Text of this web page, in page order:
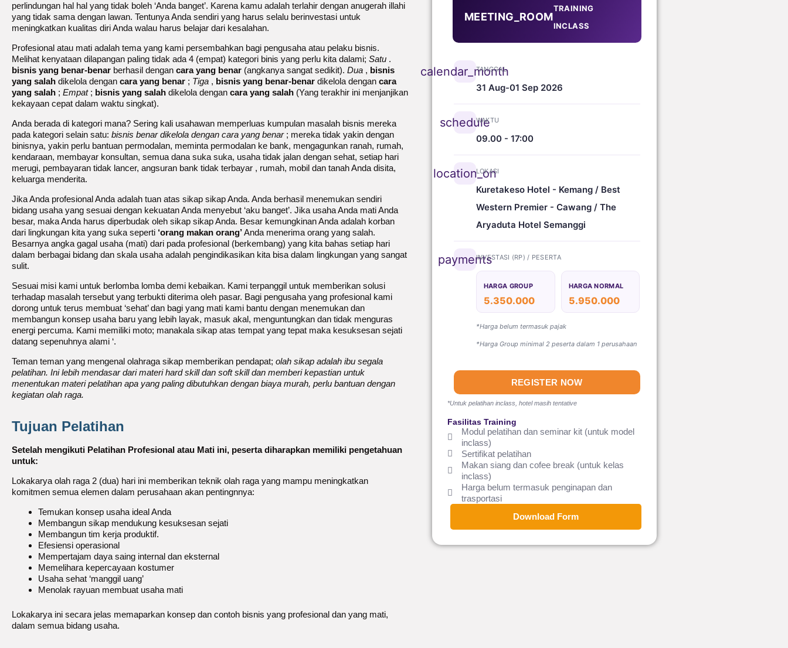
perlindungan hal hal yang tidak boleh ‘Anda banget’. Karena kamu adalah terlahir dengan anugerah illahi
yang tidak sama dengan lawan. Tentunya Anda sendiri yang harus selalu berinvestasi untuk
meningkatkan kualitas diri Anda walau harus belajar dari kesalahan.
Profesional atau mati adalah tema yang kami persembahkan bagi pengusaha atau pelaku bisnis.
Melihat kenyataan dilapangan paling tidak ada 4 (empat) kategori binis yang perlu kita dalami; Satu .
bisnis yang benar-benar berhasil dengan cara yang benar (angkanya sangat sedikit). Dua , bisnis
yang salah dikelola dengan cara yang benar ; Tiga , bisnis yang benar-benar dikelola dengan cara
yang salah ; Empat; bisnis yang salah dikelola dengan cara yang salah (Yang terakhir ini menjanjikan
kekayaan cepat dalam waktu singkat).
Anda berada di kategori mana? Sering kali usahawan memperluas kumpulan masalah bisnis mereka
pada kategori selain satu: bisnis benar dikelola dengan cara yang benar; mereka tidak yakin dengan
binisnya, yakin perlu bantuan permodalan, meminta permodalan ke bank, mengagunkan ranah, rumah,
kendaraan, membayar konsultan, semua dana suka suka, usaha tidak jalan dengan sehat, setiap hari
merugi, pembayaran tidak lancer, angsuran bank tidak terbayar , rumah, mobil dan tanah Anda disita,
keluarga menderita.
Jika Anda profesional Anda adalah tuan atas sikap sikap Anda. Anda berhasil menemukan sendiri
bidang usaha yang sesuai dengan kekuatan Anda menyebut ‘aku banget’. Jika usaha Anda mati Anda
besar, maka Anda harus diperbudak oleh sikap sikap Anda. Besar kemungkinan Anda adalah korban
dari lingkungan kita yang suka seperti ‘orang makan orang’Anda menerima orang yang salah.
Besarnya angka gagal usaha (mati) dari pada profesional (berkembang) yang kita bahas setiap hari
dalam berbagai bidang dan skala usaha adalah pengindikasikan kita bisa dalam lingkungan yang sangat
sulit.
Sesuai misi kami untuk berlomba lomba demi kebaikan. Kami terpanggil untuk memberikan solusi
terhadap masalah tersebut yang terbukti diterima oleh pasar. Bagi pengusaha yang profesional kami
dorong untuk terus membuat ‘sehat’ dan bagi yang mati kami bantu dengan menemukan dan
membangun konsep usaha baru yang lebih layak, masuk akal, menguntungkan dan tidak menguras
energi percuma. Kami memiliki moto; manakala sikap atas tempat yang tepat maka kesuksesan sejati
datang sepenuhnya alami ‘.
Teman teman yang mengenal olahraga sikap memberikan pendapat; olah sikap adalah ibu segala
pelatihan. Ini lebih mendasar dari materi hard skill dan soft skill dan memberi kepastian untuk
menentukan materi pelatihan apa yang paling dibutuhkan dengan biaya murah, perlu bantuan dengan
kegiatan olah raga.
Tujuan Pelatihan
Setelah mengikuti Pelatihan Profesional atau Mati ini, peserta diharapkan memiliki pengetahuan
untuk:
Lokakarya olah raga 2 (dua) hari ini memberikan teknik olah raga yang mampu meningkatkan
komitmen semua elemen dalam perusahaan akan pentingnnya:
Temukan konsep usaha ideal Anda
Membangun sikap mendukung kesuksesan sejati
Membangun tim kerja produktif.
Efesiensi operasional
Mempertajam daya saing internal dan eksternal
Memelihara kepercayaan kostumer
Usaha sehat ‘manggil uang’
Menolak rayuan membuat usaha mati
Lokakarya ini secara jelas memaparkan konsep dan contoh bisnis yang profesional dan yang mati,
dalam semua bidang usaha.
MEETING_ROOM
TRAINING
INCLASS
calendar_month
TANGGAL
31 Aug-01 Sep 2026
schedule
WAKTU
09.00 - 17:00
location_on
LOKASI
Kuretakeso Hotel - Kemang / Best
Western Premier - Cawang / The
Aryaduta Hotel Semanggi
paymentsINVESTASI (RP) / PESERTA
HARGA GROUP
5.350.000
HARGA NORMAL
5.950.000
*Harga belum termasuk pajak
*Harga Group minimal 2 peserta dalam 1 perusahaan
REGISTER NOW
*Untuk pelatihan inclass, hotel masih tentative
Fasilitas Training
Modul pelatihan dan seminar kit (untuk model
inclass)
Sertifikat pelatihan
Makan siang dan cofee break (untuk kelas
inclass)
Harga belum termasuk penginapan dan
trasportasi
Download Form